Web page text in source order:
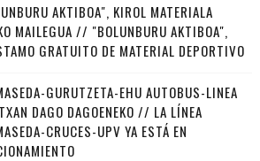
AKTIBOA", KIROL MATERIALA
MAILEGUA // "BOLUNBURU AKTIBOA",
GRATUITO DE MATERIAL DEPORTIVO
GURUTZETA-EHU AUTOBUS-LINEA
DAGO DAGOENEKO // LA LÍNEA
CRUCES-UPV YA ESTÁ EN